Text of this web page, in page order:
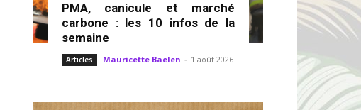
PMA, canicule et marché
carbone : les 10 infos de la
semaine
Articles Mauricette Baelen - 1 août 2026